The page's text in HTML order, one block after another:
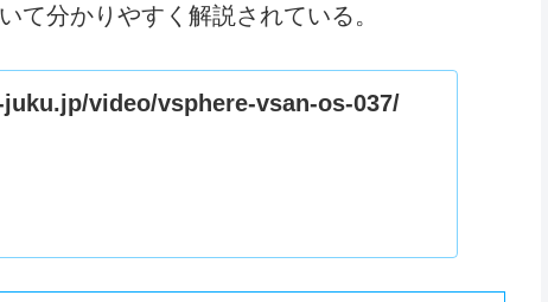
て分かりやすく解説されている。
video/vsphere-vsan-os-037/